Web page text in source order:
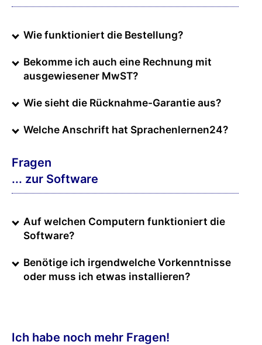
Wie funktioniert die Bestellung?
Bekomme ich auch eine Rechnung mit
ausgewiesener MwST?
Wie sieht die Rücknahme-Garantie aus?
Welche Anschrift hat Sprachenlernen24?
Fragen
... zur Software
Auf welchen Computern funktioniert die
Software?
Benötige ich irgendwelche Vorkenntnisse
oder muss ich etwas installieren?
Ich habe noch mehr Fragen!